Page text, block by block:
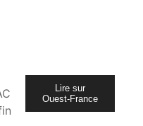
Lire sur
Ouest-France